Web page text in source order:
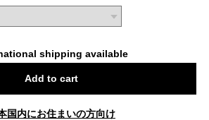
shipping available
Add to cart
国内にお住まいの方向け